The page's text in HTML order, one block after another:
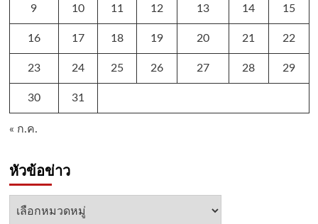
9 10 11 12 13 14 15
16 17 18 19 20 21 22
23 24 25 26 27 28 29
30 31
« ก.ค.
หัวข้อข่าว
หัวข้อ